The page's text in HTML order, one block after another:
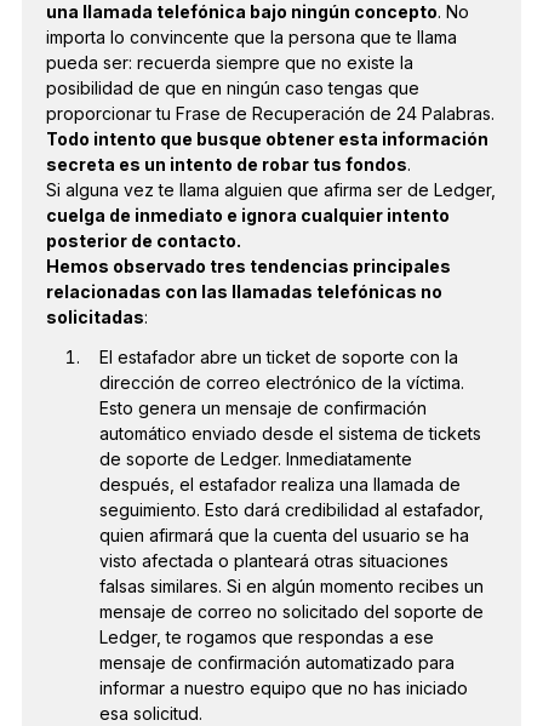
una llamada telefónica bajo ningún concepto. No
importa lo convincente que la persona que te llama
pueda ser: recuerda siempre que no existe la
posibilidad de que en ningún caso tengas que
proporcionar tu Frase de Recuperación de 24 Palabras.
Todo intento que busque obtener esta información
secreta es un intento de robar tus fondos.
Si alguna vez te llama alguien que afirma ser de Ledger,
cuelga de inmediato e ignora cualquier intento
posterior de contacto.
Hemos observado tres tendencias principales
relacionadas con las llamadas telefónicas no
solicitadas:
El estafador abre un ticket de soporte con la
dirección de correo electrónico de la víctima.
Esto genera un mensaje de confirmación
automático enviado desde el sistema de tickets
de soporte de Ledger. Inmediatamente
después, el estafador realiza una llamada de
seguimiento. Esto dará credibilidad al estafador,
quien afirmará que la cuenta del usuario se ha
visto afectada o planteará otras situaciones
falsas similares. Si en algún momento recibes un
mensaje de correo no solicitado del soporte de
Ledger, te rogamos que respondas a ese
mensaje de confirmación automatizado para
informar a nuestro equipo que no has iniciado
esa solicitud.